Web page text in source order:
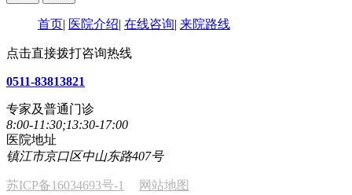
首页 医院介绍 在线咨询 来院路线
点击直接拨打咨询热线
0511-83813821
专家及普通门诊
8:00-11:30;13:30-17:00
医院地址
镇江市京口区中山东路407号
苏ICP备16034693号-1 网站地图